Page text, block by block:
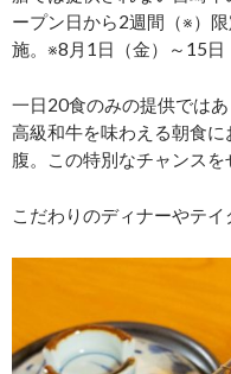
ープン日から2週間（※）
施。※8月1日（金）～15日
一日20食のみの提供では
高級和牛を味わえる朝食
腹。この特別なチャンスを
こだわりのディナーやテイ